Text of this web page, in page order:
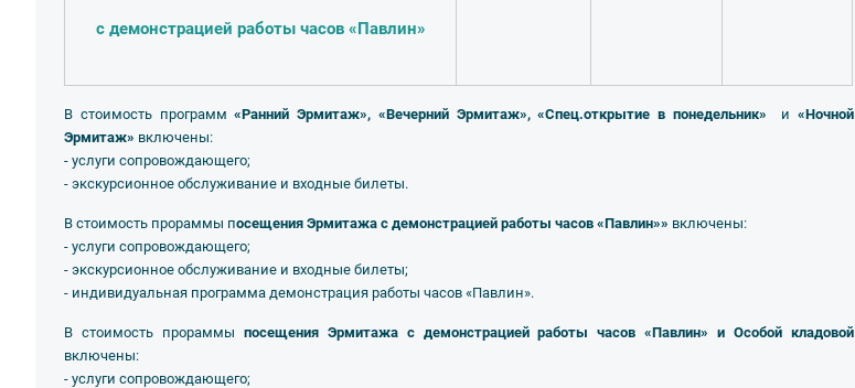
с демонстрацией работы часов «Павлин»
В стоимость программ«Ранний Эрмитаж», «Вечерний Эрмитаж», «Спец.открытие в понедельник» и «Ночной
Эрмитаж» включены:
- услуги сопровождающего;
- экскурсионное обслуживание и входные билеты.
В стоимость прораммы посещения Эрмитажа с демонстрацией работы часов «Павлин»» включены:
- услуги сопровождающего;
- экскурсионное обслуживание и входные билеты;
- индивидуальная программа демонстрация работы часов «Павлин».
В стоимость прораммы посещения Эрмитажа с демонстрацией работы часов «Павлин» и Особой кладовой
включены:
- услуги сопровождающего;